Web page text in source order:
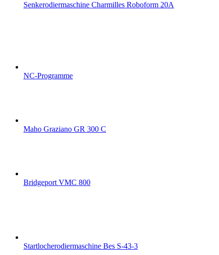
Senkerodiermaschine Charmilles Roboform 20A
NC-Programme
Maho Graziano GR 300 C
Bridgeport VMC 800
Startlocherodiermaschine Bes S-43-3